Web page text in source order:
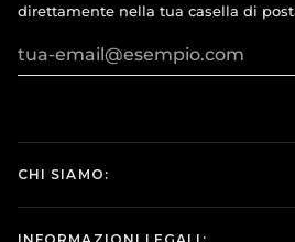
direttamente nella tua casella di
CHI SIAMO: